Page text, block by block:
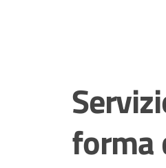
forma